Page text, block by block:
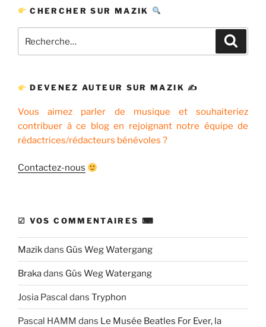
CHERCHER SUR MAZIK
pour
DEVENEZ AUTEUR SUR MAZIK ✍
Vous aimez parler de musique et souhaiteriez
contribuer à ce blog en rejoignant notre équipe de
rédactrices/rédacteurs bénévoles ?
Contactez-nous
☑ VOS COMMENTAIRES ⌨
Mazikdans Güs Weg Watergang
Brakadans Güs Weg Watergang
Josia Pascal dans Tryphon
Pascal HAMM dans Le Musée Beatles For Ever, la